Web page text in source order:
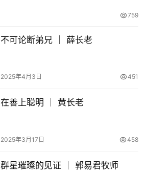
759
不可论断弟兄 ｜ 薛长老
2025年4月3日 451
在善上聪明 ｜ 黄长老
2025年3月17日 458
群星璀璨的见证 ｜ 郭易君牧师